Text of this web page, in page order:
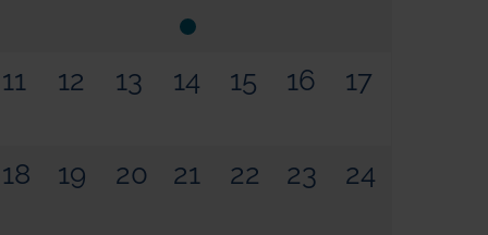
11 12 13 14 15 16 17
18 19 20 21 22 23 24